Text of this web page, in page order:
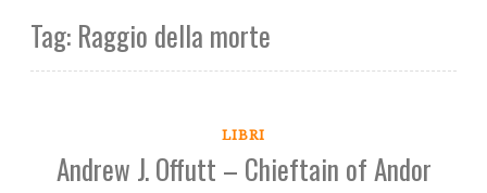
Tag: Raggio della morte
LIBRI
Andrew J. Offutt – Chieftain of Andor